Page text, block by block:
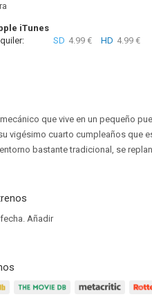
iTunes
SD 4.99 € HD 4.99 €
que vive en un pequeño
vigésimo cuarto cumpleaños que
bastante tradicional, se
Añadir